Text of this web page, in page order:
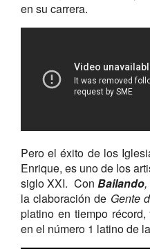
en su carrera.
Pero el éxito de los
Enrique, es uno de los
siglo XXI. Con Bailando,
la claboración de Gente
platino en tiempo
en el número 1 latino de